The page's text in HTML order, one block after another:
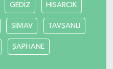
GEDİZ HİSARCIK
SİMAV TAVŞANLI
ŞAPHANE